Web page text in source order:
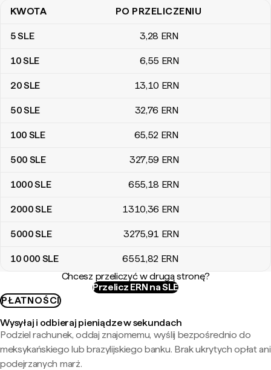
Tabela przeliczeń leone sierraleońskiego na nakfy erytrejskiej
KWOTA PO PRZELICZENIU
5SLE 3,28 ERN
10SLE 6,55 ERN
20SLE 13,10 ERN
50SLE 32,76 ERN
100 SLE 65,52 ERN
500 SLE 327,59 ERN
1000SLE 655,18 ERN
2000SLE 1310,36 ERN
5000SLE 3275,91 ERN
10 000 SLE 6551,82 ERN
Chcesz przeliczyć w drugą stronę?
Przelicz ERN na SLE
PŁATNOŚCI
Wysyłaj i odbieraj pieniądze w sekundach
Podziel rachunek, oddaj znajomemu, wyślij bezpośrednio do
meksykańskiego lub brazylijskiego banku. Brak ukrytych opłat ani
podejrzanych marż.